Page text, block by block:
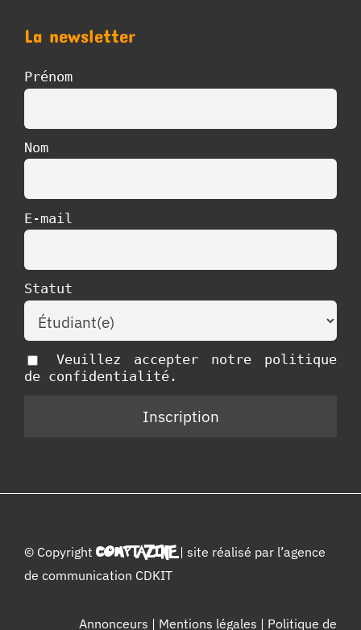
La newsletter
Prénom
Nom
E-mail
Statut
Veuillez accepter notre politique
de confidentialité.
© Copyright COMPTAZINE| site réalisé par l’agence
de communication CDKIT
Annonceurs | Mentions légales | Politique de